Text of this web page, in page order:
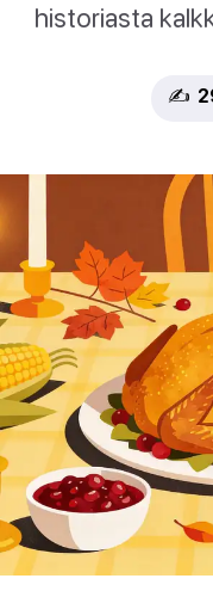
historiasta
✍️